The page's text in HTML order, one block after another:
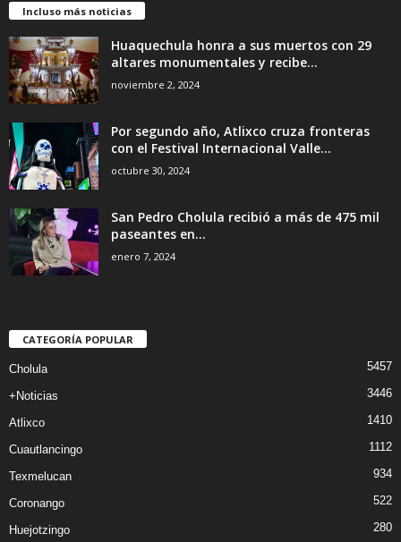
Incluso más noticias
Huaquechula honra a sus muertos con 29
altares monumentales y recibe...
noviembre 2, 2024
Por segundo año, Atlixco cruza fronteras
con el Festival Internacional Valle...
octubre 30, 2024
San Pedro Cholula recibió a más de 475 mil
paseantes en...
enero 7, 2024
CATEGORÍA POPULAR
Cholula 5457
+Noticias 3446
Atlixco 1410
Cuautlancingo 1112
Texmelucan 934
Coronango 522
Huejotzingo 280